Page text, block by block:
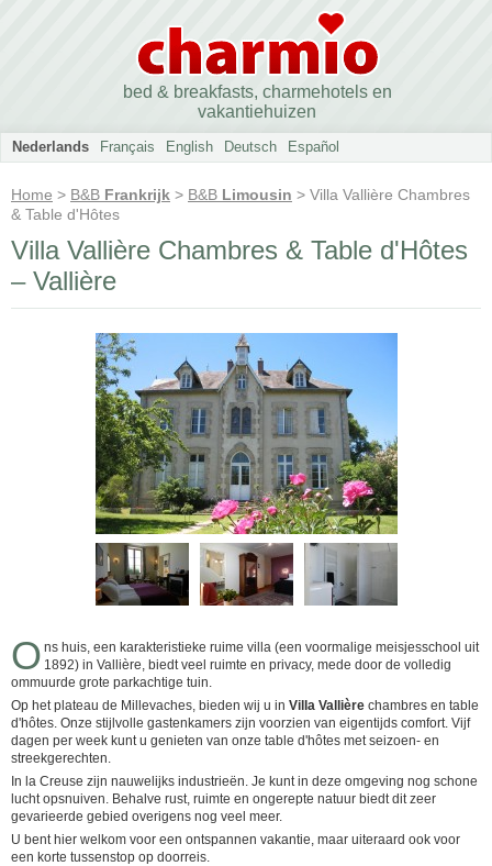
bed & breakfasts, charmehotels en
vakantiehuizen
Nederlands Français English Deutsch Español
Home > B&B Frankrijk > B&B Limousin > Villa Vallière Chambres
& Table d'Hôtes
Villa Vallière Chambres & Table d'Hôtes
– Vallière
O ns huis, een karakteristieke ruime villa (een voormalige meisjesschool uit
1892) in Vallière, biedt veel ruimte en privacy, mede door de volledig
ommuurde grote parkachtige tuin.
Op het plateau de Millevaches, bieden wij u in Villa Vallière chambres en table
d'hôtes. Onze stijlvolle gastenkamers zijn voorzien van eigentijds comfort. Vijf
dagen per week kunt u genieten van onze table d'hôtes met seizoen- en
streekgerechten.
In la Creuse zijn nauwelijks industrieën. Je kunt in deze omgeving nog schone
lucht opsnuiven. Behalve rust, ruimte en ongerepte natuur biedt dit zeer
gevarieerde gebied overigens nog veel meer.
U bent hier welkom voor een ontspannen vakantie, maar uiteraard ook voor
een korte tussenstop op doorreis.